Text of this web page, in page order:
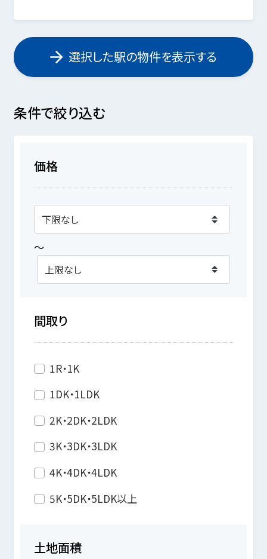
選択した駅の物件を表示する
条件で絞り込む
価格
～
間取り
1R・1K
1DK・1LDK
2K・2DK・2LDK
3K・3DK・3LDK
4K・4DK・4LDK
5K・5DK・5LDK以上
土地面積